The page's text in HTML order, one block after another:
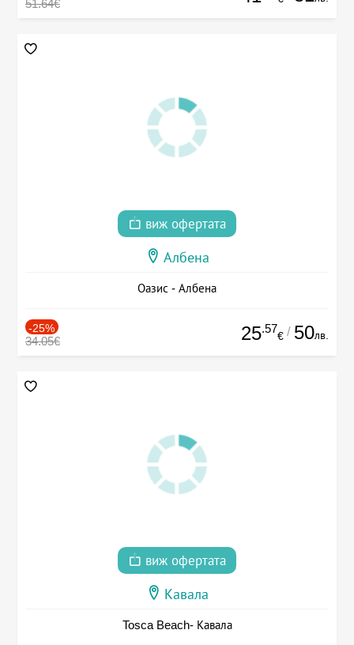
51.64€
виж офертата
Албена
Оазис - Албена
-25%
34.05€ 25.57
€ / 50лв.
виж офертата
Кавала
Tosca Beach- Кавала